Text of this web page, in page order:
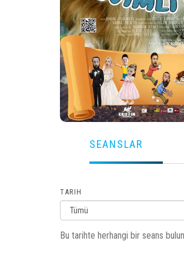
SEANSLAR
TARIH
Bu tarihte herhangi bir seans